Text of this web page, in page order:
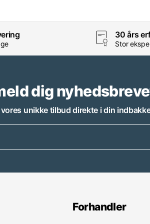
30 års
Stor
dig
vores unikke tilbud direkte i din
Forhandler